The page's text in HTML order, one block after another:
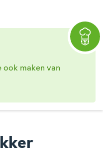
ook maken van